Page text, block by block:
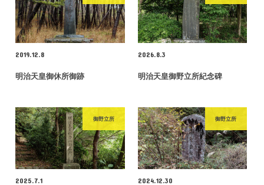
2019.12.8
明治天皇御休所御跡
2026.8.3
明治天皇御野立所紀念碑
御野立所
2025.7.1
御野立所
2024.12.30